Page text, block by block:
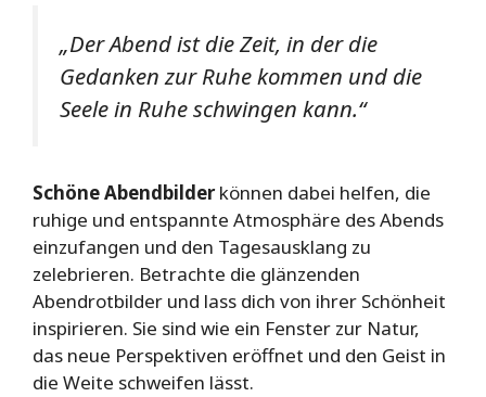
„Der Abend ist die Zeit, in der die
Gedanken zur Ruhe kommen und die
Seele in Ruhe schwingen kann.“
Schöne Abendbilderkönnen dabei helfen, die
ruhige und entspannte Atmosphäre des Abends
einzufangen und den Tagesausklang zu
zelebrieren. Betrachte die glänzenden
Abendrotbilder und lass dich von ihrer Schönheit
inspirieren. Sie sind wie ein Fenster zur Natur,
das neue Perspektiven eröffnet und den Geist in
die Weite schweifen lässt.